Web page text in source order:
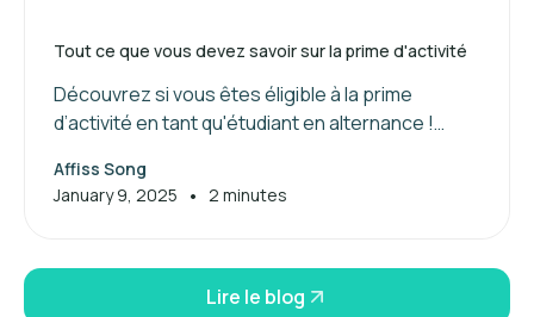
Tout ce que vous devez savoir sur la prime d'activité
Découvrez si vous êtes éligible à la prime
d’activité en tant qu'étudiant en alternance !
Affiss Song
January 9, 2025
• 2 minutes
Lire le blog